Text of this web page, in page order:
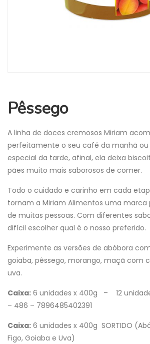
Pêssego
A linha de doces cremosos Miriam
perfeitamente o seu café da manhã ou
especial da tarde, afinal, ela deixa
pães muito mais saborosos de comer.
Todo o cuidado e carinho em cada
tornam a Miriam Alimentos uma marca
de muitas pessoas. Com diferentes
difícil escolher qual é o nosso preferido.
Experimente as versões de abóbora
goiaba, pêssego, morango, maçã com
uva.
Caixa: 6 unidades x 400g – 12
– 486 – 7896485402391
Caixa: 6 unidades x 400g SORTIDO
Figo, Goiaba e Uva)